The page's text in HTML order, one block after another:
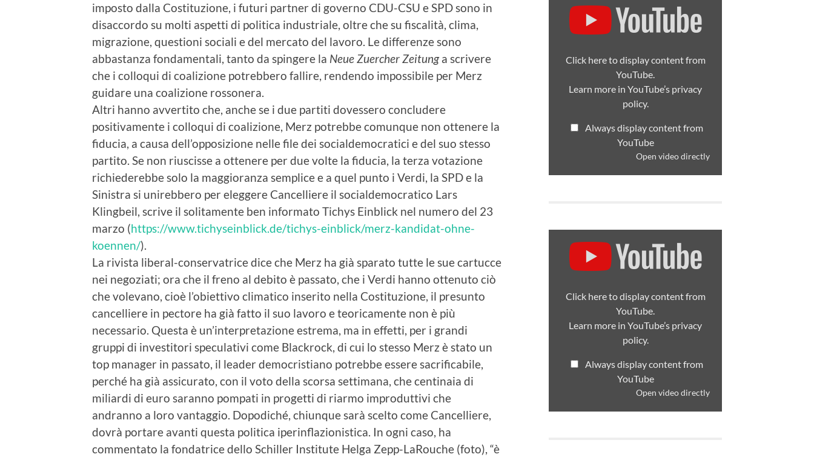
imposto dalla Costituzione, i futuri partner di governo CDU-CSU e SPD sono in
disaccordo su molti aspetti di politica industriale, oltre che su fiscalità, clima,
migrazione, questioni sociali e del mercato del lavoro. Le differenze sono
abbastanza fondamentali, tanto da spingere la Neue Zuercher Zeitunga scrivere
che i colloqui di coalizione potrebbero fallire, rendendo impossibile per Merz
guidare una coalizione rossonera.
Altri hanno avvertito che, anche se i due partiti dovessero concludere
positivamente i colloqui di coalizione, Merz potrebbe comunque non ottenere la
fiducia, a causa dell’opposizione nelle file dei socialdemocratici e del suo stesso
partito. Se non riuscisse a ottenere per due volte la fiducia, la terza votazione
richiederebbe solo la maggioranza semplice e a quel punto i Verdi, la SPD e la
Sinistra si unirebbero per eleggere Cancelliere il socialdemocratico Lars
Klingbeil, scrive il solitamente ben informato Tichys Einblick nel numero del 23
marzo (https://www.tichyseinblick.de/tichys-einblick/merz-kandidat-ohne-
koennen/).
La rivista liberal-conservatrice dice che Merz ha già sparato tutte le sue cartucce
nei negoziati; ora che il freno al debito è passato, che i Verdi hanno ottenuto ciò
che volevano, cioè l’obiettivo climatico inserito nella Costituzione, il presunto
cancelliere in pectore ha già fatto il suo lavoro e teoricamente non è più
necessario. Questa è un’interpretazione estrema, ma in effetti, per i grandi
gruppi di investitori speculativi come Blackrock, di cui lo stesso Merz è stato un
top manager in passato, il leader democristiano potrebbe essere sacrificabile,
perché ha già assicurato, con il voto della scorsa settimana, che centinaia di
miliardi di euro saranno pompati in progetti di riarmo improduttivi che
andranno a loro vantaggio. Dopodiché, chiunque sarà scelto come Cancelliere,
dovrà portare avanti questa politica iperinflazionistica. In ogni caso, ha
commentato la fondatrice dello Schiller Institute Helga Zepp-LaRouche (foto), “è
content
YouTube
Click here to display content from
YouTube.
Learn more in YouTube’s privacy
policy.
Always display content from
YouTube
Open video directly
Display
content
YouTube
Click here to display content from
YouTube.
Learn more in YouTube’s privacy
policy.
Always display content from
YouTube
Open video directly